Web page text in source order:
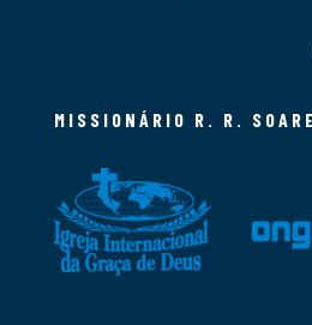
MISSIONÁRIO R. R.